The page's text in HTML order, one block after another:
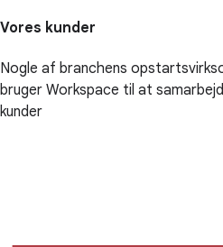
Vores kunder
Nogle af branchens
bruger Workspace til at
kunder